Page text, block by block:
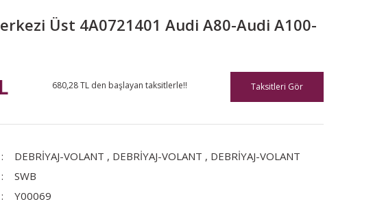
Üst 4A0721401 Audi A80-Audi A100-
680,28 TL den başlayan taksitlerle!! Taksitleri Gör
DEBRİYAJ-VOLANT , DEBRİYAJ-VOLANT , DEBRİYAJ-VOLANT
SWB
Y00069